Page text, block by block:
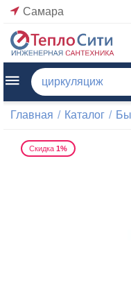
Самара
Главная / Каталог /
Скидка 1%